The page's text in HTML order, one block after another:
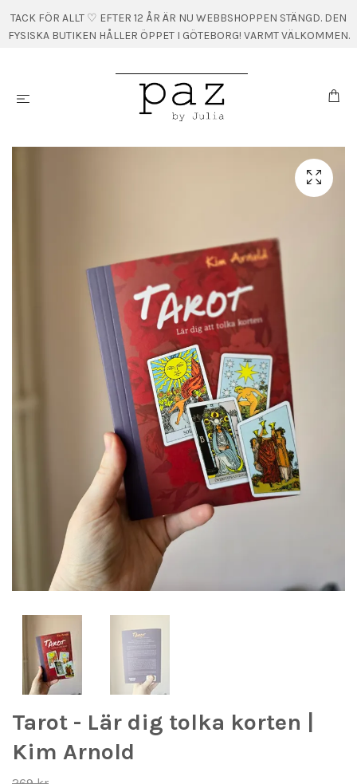
TACK FÖR ALLT ♡ EFTER 12 ÅR ÄR NU WEBBSHOPPEN STÄNGD. DEN
FYSISKA BUTIKEN HÅLLER ÖPPET I GÖTEBORG! VARMT VÄLKOMMEN.
Tarot - Lär dig tolka korten |
Kim Arnold